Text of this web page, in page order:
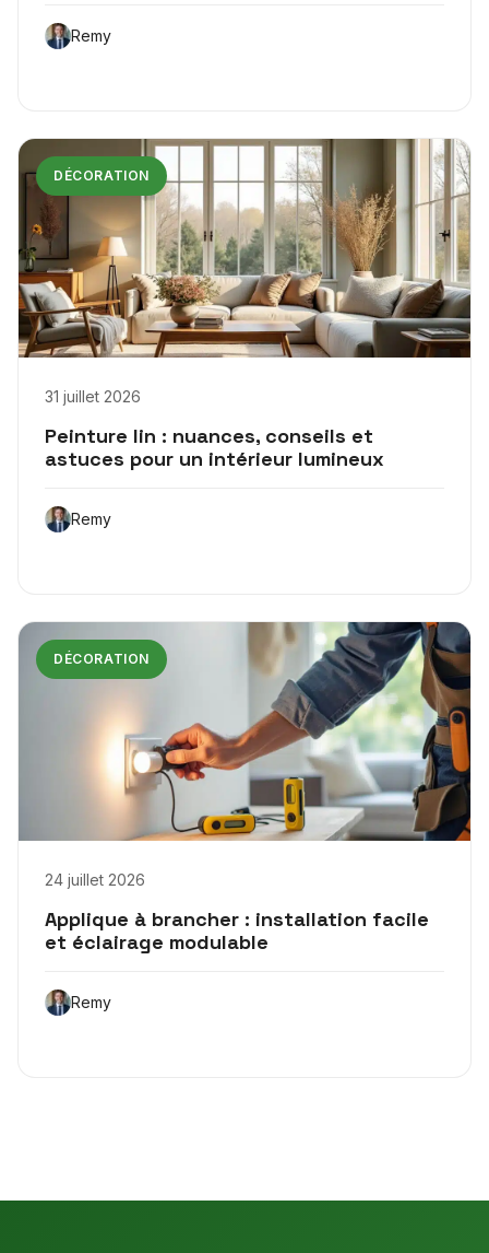
Remy
DÉCORATION
31 juillet 2026
Peinture lin : nuances, conseils et
astuces pour un intérieur lumineux
Remy
DÉCORATION
24 juillet 2026
Applique à brancher : installation facile
et éclairage modulable
Remy